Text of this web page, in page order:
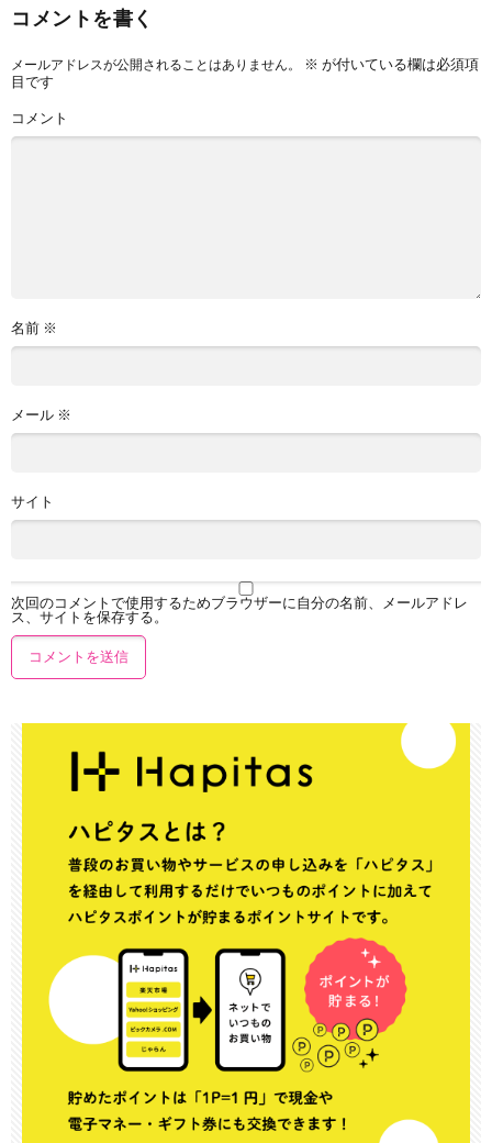
コメントを書く
メールアドレスが公開されることはありません。 ※ が付いている欄は必須項
目です
コメント
名前 ※
メール ※
サイト
次回のコメントで使用するためブラウザーに自分の名前、メールアドレ
ス、サイトを保存する。